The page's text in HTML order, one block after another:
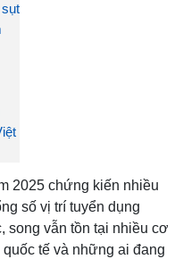
2025 chứng kiến nhiều
số vị trí tuyển dụng
song vẫn tồn tại nhiều cơ
tế và những ai đang